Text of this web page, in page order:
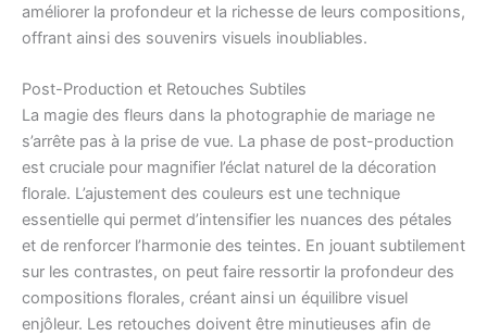
améliorer la profondeur et la richesse de leurs compositions,
offrant ainsi des souvenirs visuels inoubliables.
Post-Production et Retouches Subtiles
La magie des fleurs dans la photographie de mariage ne
s’arrête pas à la prise de vue. La phase de post-production
est cruciale pour magnifier l’éclat naturel de la décoration
florale. L’ajustement des couleurs est une technique
essentielle qui permet d’intensifier les nuances des pétales
et de renforcer l’harmonie des teintes. En jouant subtilement
sur les contrastes, on peut faire ressortir la profondeur des
compositions florales, créant ainsi un équilibre visuel
enjôleur. Les retouches doivent être minutieuses afin de